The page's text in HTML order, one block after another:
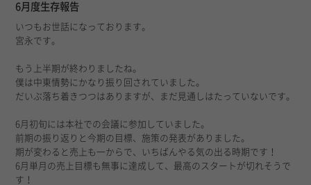
6月度生存報告
いつもお世話になっております。
宮永です。
もう上半期が終わりましたね。
僕は中東情勢にかなり振り回されていました。
だいぶ落ち着きつつはありますが、まだ見通しはたっていないです。
6月初旬には本社での会議に参加していました。
前期の振り返りと今期の目標、施策の発表がありました。
期が変わると売上も一からで、いちばんやる気の出る時期です！
6月単月の売上目標も無事に達成して、最高のスタートが切れそうで
す！